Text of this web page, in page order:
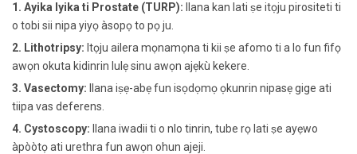
1. Ayika Iyika ti Prostate (TURP): Ilana kan lati ṣe itọju pirositeti ti
o tobi sii nipa yiyọ àsopọ to pọ ju.
2. Lithotripsy: Itọju ailera mọnamọna ti kii ṣe afomo ti a lo fun fifọ
awọn okuta kidinrin lulẹ sinu awọn ajẹkù kekere.
3. Vasectomy: Ilana iṣẹ-abẹ fun isọdọmọ ọkunrin nipasẹ gige ati
tiipa vas deferens.
4. Cystoscopy: Ilana iwadii ti o nlo tinrin, tube rọ lati ṣe ayẹwo
àpòòtọ ati urethra fun awọn ohun ajeji.